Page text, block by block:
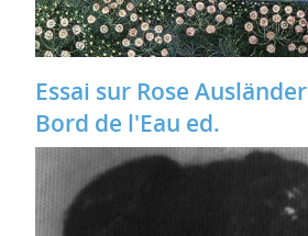
Essai sur Rose
Bord de l'Eau ed.